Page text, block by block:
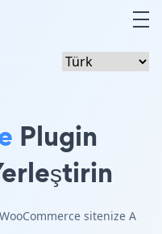
Plugin
sitenize A